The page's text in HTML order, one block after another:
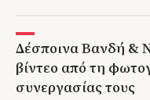
Δέσποινα Βανδή &
βίντεο από τη
συνεργασίας τους